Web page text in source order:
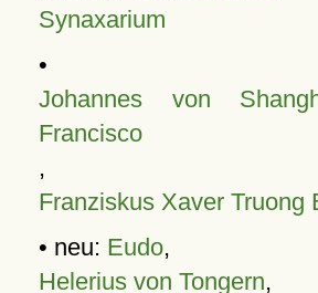
Synaxarium
•
Johannes von
Francisco
,
Franziskus Xaver Truong
• neu: Eudo,
Helerius von Tongern,